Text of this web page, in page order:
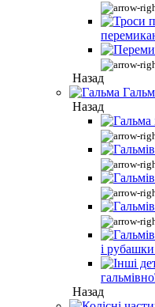
Назад
Назад
і рубашки
Назад